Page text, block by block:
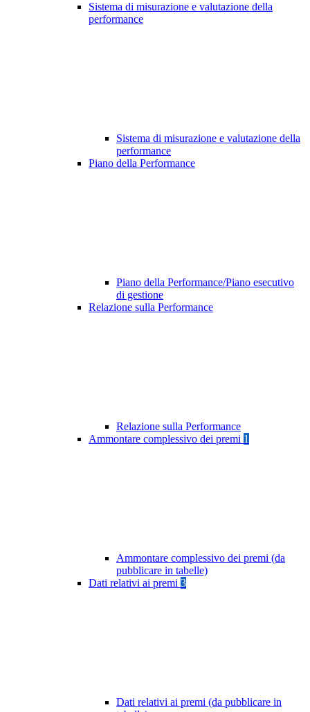
Sistema di misurazione e valutazione della
performance
Sistema di misurazione e valutazione della
performance
Piano della Performance
Piano della Performance/Piano esecutivo
di gestione
Relazione sulla Performance
Relazione sulla Performance
Ammontare complessivo dei premi 1
Ammontare complessivo dei premi (da
pubblicare in tabelle)
Dati relativi ai premi 3
Dati relativi ai premi (da pubblicare in